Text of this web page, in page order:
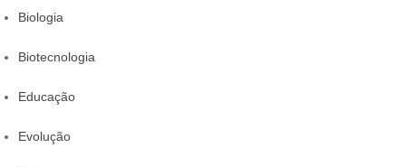
Biologia
Biotecnologia
Educação
Evolução